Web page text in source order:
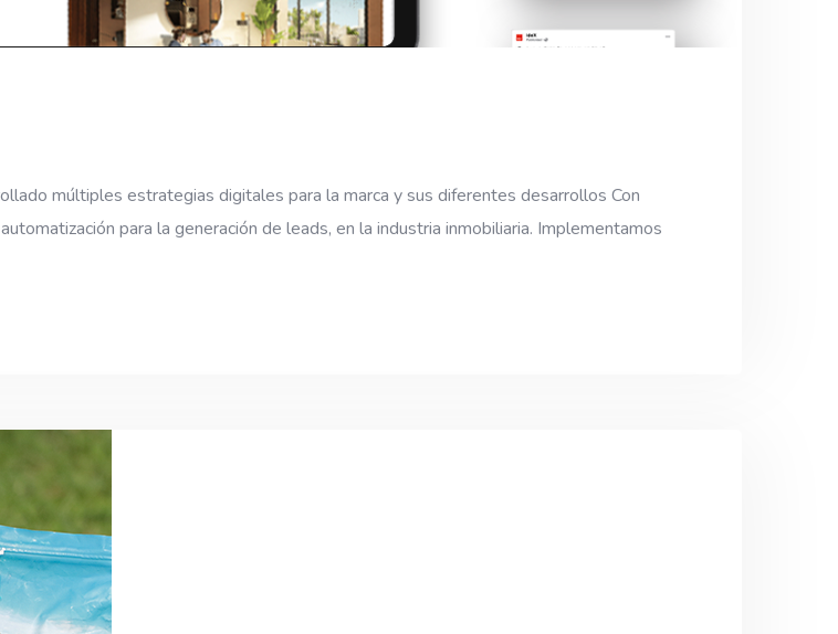
múltiples estrategias digitales para la marca y sus diferentes desarrollos Con
para la generación de leads, en la industria inmobiliaria. Implementamos